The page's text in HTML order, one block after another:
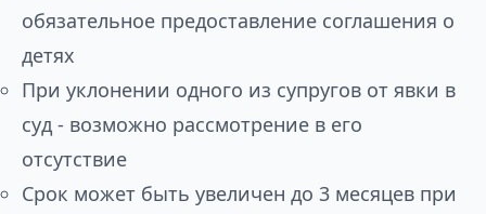
обязательное предоставление соглашения о
детях
При уклонении одного из супругов от явки в
суд - возможно рассмотрение в его
отсутствие
Срок может быть увеличен до 3 месяцев при